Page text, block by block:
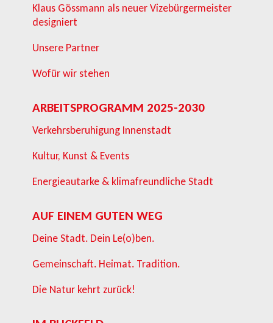
Klaus Gössmann als neuer Vizebürgermeister
designiert
Unsere Partner
Wofür wir stehen
ARBEITSPROGRAMM 2025-2030
Verkehrsberuhigung Innenstadt
Kultur, Kunst & Events
Energieautarke & klimafreundliche Stadt
AUF EINEM GUTEN WEG
Deine Stadt. Dein Le(o)ben.
Gemeinschaft. Heimat. Tradition.
Die Natur kehrt zurück!